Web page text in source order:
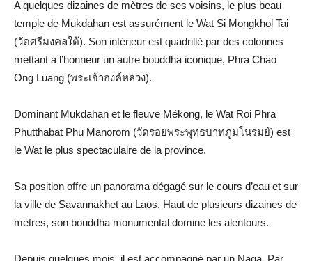
A quelques dizaines de mètres de ses voisins, le plus beau
temple de Mukdahan est assurément le Wat Si Mongkhol Tai
(วัดศรีมงคลใต้). Son intérieur est quadrillé par des colonnes
mettant à l’honneur un autre bouddha iconique, Phra Chao
Ong Luang (พระเจ้าองค์หลวง).
Dominant Mukdahan et le fleuve Mékong, le Wat Roi Phra
Phutthabat Phu Manorom (วัดรอยพระพุทธบาทภูมโนรมย์) est
le Wat le plus spectaculaire de la province.
Sa position offre un panorama dégagé sur le cours d’eau et sur
la ville de Savannakhet au Laos. Haut de plusieurs dizaines de
mètres, son bouddha monumental domine les alentours.
Depuis quelques mois, il est accompagné par un Naga. Par